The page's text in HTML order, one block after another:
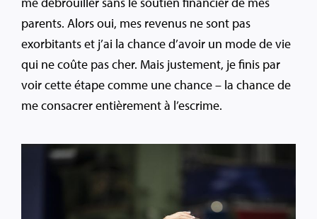
parents. Alors oui, mes revenus ne sont pas
exorbitants et j’ai la chance d’avoir un mode de vie
qui ne coûte pas cher. Mais justement, je finis par
voir cette étape comme une chance – la chance de
me consacrer entièrement à l’escrime.